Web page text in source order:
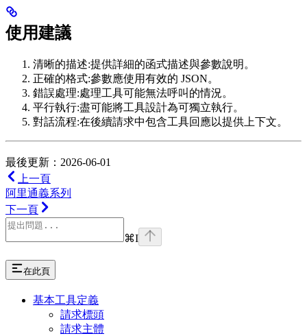
使用建議
清晰的描述:提供詳細的函式描述與參數說明。
正確的格式:參數應使用有效的 JSON。
錯誤處理:處理工具可能無法呼叫的情況。
平行執行:盡可能將工具設計為可獨立執行。
對話流程:在後續請求中包含工具回應以提供上下文。
最後更新：2026-06-01
上一頁
阿里通義系列
下一頁
⌘I
在此頁
基本工具定義
請求標頭
請求主體